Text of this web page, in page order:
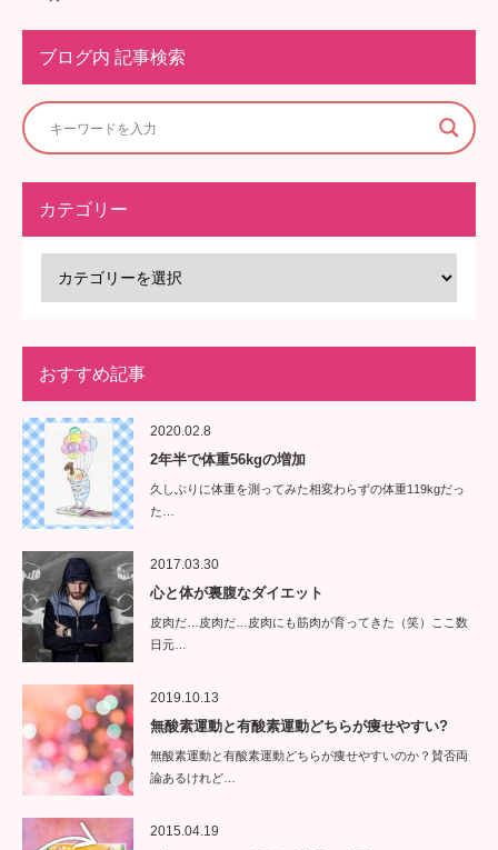
ブログ内 記事検索
カテゴリー
おすすめ記事
2020.02.8
2年半で体重56kgの増加
久しぶりに体重を測ってみた相変わらずの体重119kgだっ
た…
2017.03.30
心と体が裏腹なダイエット
皮肉だ…皮肉だ…皮肉にも筋肉が育ってきた（笑）ここ数
日元…
2019.10.13
無酸素運動と有酸素運動どちらが痩せやすい?
無酸素運動と有酸素運動どちらが痩せやすいのか？賛否両
論あるけれど…
2015.04.19